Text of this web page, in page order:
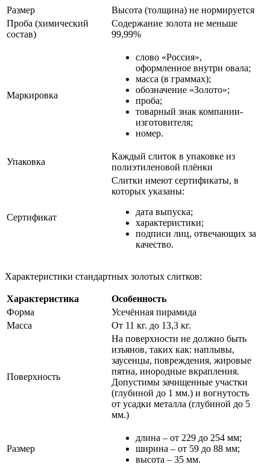
Размер
Высота (толщина) не нормируется
Проба (химический
состав)
Содержание золота не меньше
99,99%
Маркировка
слово «Россия»,
оформленное внутри овала;
масса (в граммах);
обозначение «Золото»;
проба;
товарный знак компании-
изготовителя;
номер.
Упаковка
Каждый слиток в упаковке из
полиэтиленовой плёнки
Сертификат
Слитки имеют сертификаты, в
которых указаны:
дата выпуска;
характеристики;
подписи лиц, отвечающих за
качество.
Характеристики стандартных золотых слитков:
Характеристика
Особенность
Форма
Усечённая пирамида
Масса
От 11 кг. до 13,3 кг.
Поверхность
На поверхности не должно быть
изъянов, таких как: наплывы,
заусенцы, повреждения, жировые
пятна, инородные вкрапления.
Допустимы зачищенные участки
(глубиной до 1 мм.) и вогнутость
от усадки металла (глубиной до 5
мм.)
Размер
длина – от 229 до 254 мм;
ширина – от 59 до 88 мм;
высота – 35 мм.